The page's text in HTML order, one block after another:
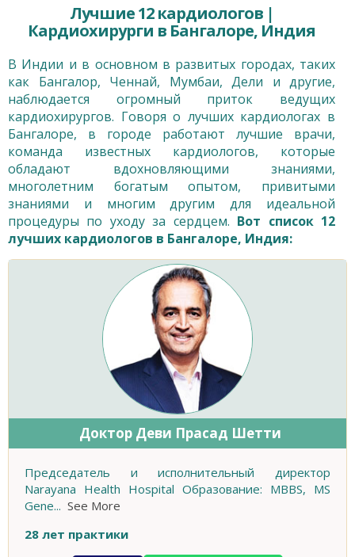
Лучшие 12 кардиологов |
Кардиохирурги в Бангалоре, Индия
В Индии и в основном в развитых городах, таких
как Бангалор, Ченнай, Мумбаи, Дели и другие,
наблюдается огромный приток ведущих
кардиохирургов. Говоря о лучших кардиологах в
Бангалоре, в городе работают лучшие врачи,
команда известных кардиологов, которые
обладают вдохновляющими знаниями,
многолетним богатым опытом, привитыми
знаниями и многим другим для идеальной
процедуры по уходу за сердцем. Вот список 12
лучших кардиологов в Бангалоре, Индия:
Доктор Деви Прасад Шетти
Председатель и исполнительный директор
Narayana Health Hospital Образование: MBBS, MS
Gene... See More
28 лет практики